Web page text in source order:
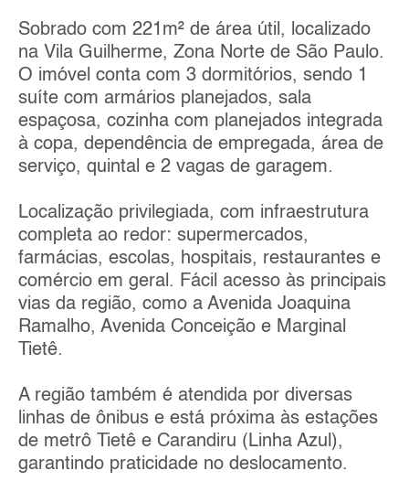
Sobrado com 221m² de área útil, localizado
na Vila Guilherme, Zona Norte de São Paulo.
O imóvel conta com 3 dormitórios, sendo 1
suíte com armários planejados, sala
espaçosa, cozinha com planejados integrada
à copa, dependência de empregada, área de
serviço, quintal e 2 vagas de garagem.
Localização privilegiada, com infraestrutura
completa ao redor: supermercados,
farmácias, escolas, hospitais, restaurantes e
comércio em geral. Fácil acesso às principais
vias da região, como a Avenida Joaquina
Ramalho, Avenida Conceição e Marginal
Tietê.
A região também é atendida por diversas
linhas de ônibus e está próxima às estações
de metrô Tietê e Carandiru (Linha Azul),
garantindo praticidade no deslocamento.